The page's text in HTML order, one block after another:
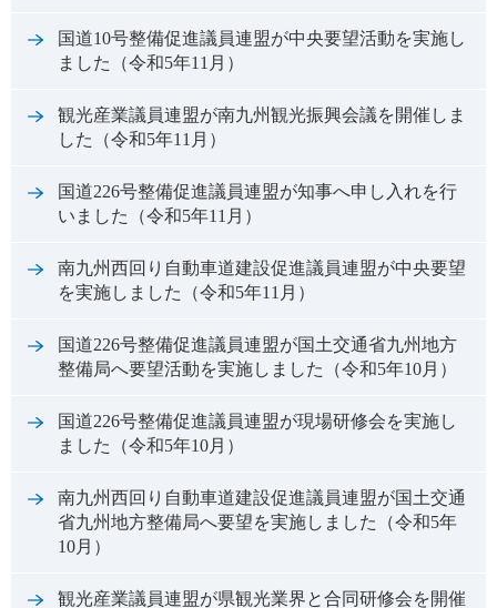
国道10号整備促進議員連盟が中央要望活動を実施し
ました（令和5年11月）
観光産業議員連盟が南九州観光振興会議を開催しま
した（令和5年11月）
国道226号整備促進議員連盟が知事へ申し入れを行
いました（令和5年11月）
南九州西回り自動車道建設促進議員連盟が中央要望
を実施しました（令和5年11月）
国道226号整備促進議員連盟が国土交通省九州地方
整備局へ要望活動を実施しました（令和5年10月）
国道226号整備促進議員連盟が現場研修会を実施し
ました（令和5年10月）
南九州西回り自動車道建設促進議員連盟が国土交通
省九州地方整備局へ要望を実施しました（令和5年
10月）
観光産業議員連盟が県観光業界と合同研修会を開催